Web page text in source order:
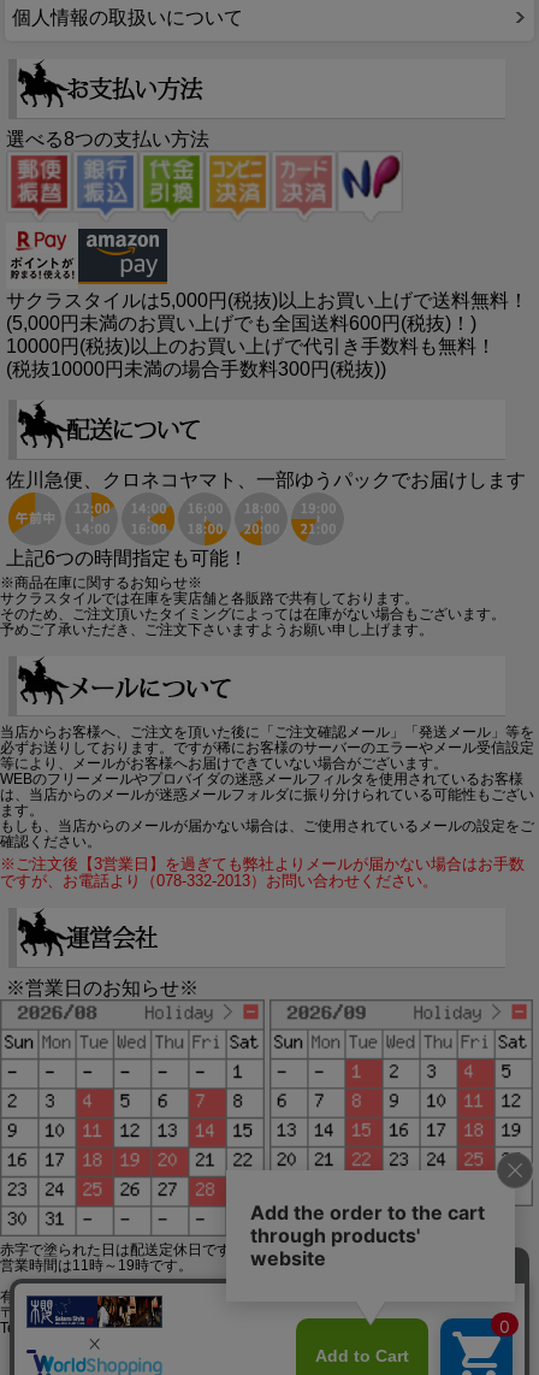
個人情報の取扱いについて
選べる8つの支払い方法
サクラスタイルは5,000円(税抜)以上お買い上げで送料無料！
(5,000円未満のお買い上げでも全国送料600円(税抜)！)
10000円(税抜)以上のお買い上げで代引き手数料も無料！
(税抜10000円未満の場合手数料300円(税抜))
佐川急便、クロネコヤマト、一部ゆうパックでお届けします
上記6つの時間指定も可能！
※商品在庫に関するお知らせ※
サクラスタイルでは在庫を実店舗と各販路で共有しております。
そのため、ご注文頂いたタイミングによっては在庫がない場合もございます。
予めご了承いただき、ご注文下さいますようお願い申し上げます。
当店からお客様へ、ご注文を頂いた後に「ご注文確認メール」「発送メール」等を
必ずお送りしております。ですが稀にお客様のサーバーのエラーやメール受信設定
等により、メールがお客様へお届けできていない場合がございます。
WEBのフリーメールやプロバイダの迷惑メールフィルタを使用されているお客様
は、当店からのメールが迷惑メールフォルダに振り分けられている可能性もござい
ます。
もしも、当店からのメールが届かない場合は、ご使用されているメールの設定をご
確認ください。
※ご注文後【3営業日】を過ぎても弊社よりメールが届かない場合はお手数
ですが、お電話より（078-332-2013）お問い合わせください。
※営業日のお知らせ※
赤字で塗られた日は配送定休日です。
営業時間は11時～19時です。
有限会社ジップジップ SakuraStyle通販事業部
〒650-0021 神戸市中央区三宮町3-9-19イトウビル1,4F
Tel:078-332-2013 FAX:078-333-6644